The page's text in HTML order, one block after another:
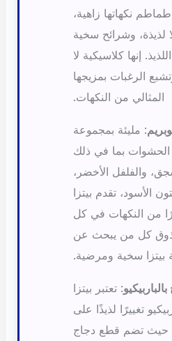
نكهاتها زاهية،
لذيذة، وشرائح سخية
إنها كلاسيكية لا
الرغبات بمزيجها
المثالي من النكهات.
: مليئة بمجموعة
بما في ذلك
والفلفل الأخضر،
الأسود، تقدم بيتزا
من النكهات في كل
ذوق كل من يبحث عن
بيتزا سخية ومرضية.
: تعتبر بيتزا
تغييرًا لذيذًا على
حيث تضم قطع دجاج